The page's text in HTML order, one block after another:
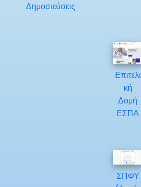
Δημοσιεύσεις
Επιτελι
κή
Δομή
ΕΣΠΑ
ΣΠΦΥ